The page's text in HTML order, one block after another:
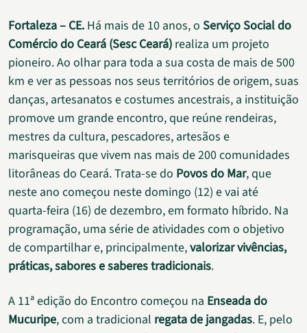
Fortaleza – CE. Há mais de 10 anos, o Serviço Social do
Comércio do Ceará (Sesc Ceará) realiza um projeto
pioneiro. Ao olhar para toda a sua costa de mais de 500
km e ver as pessoas nos seus territórios de origem, suas
danças, artesanatos e costumes ancestrais, a instituição
promove um grande encontro, que reúne rendeiras,
mestres da cultura, pescadores, artesãos e
marisqueiras que vivem nas mais de 200 comunidades
litorâneas do Ceará. Trata-se do Povos do Mar, que
neste ano começou neste domingo (12) e vai até
quarta-feira (16) de dezembro, em formato híbrido. Na
programação, uma série de atividades com o objetivo
de compartilhar e, principalmente,valorizar vivências,
práticas, sabores e saberes tradicionais.
A 11ª edição do Encontro começou na Enseada do
Mucuripe, com a tradicional regata de jangadas. E, pelo